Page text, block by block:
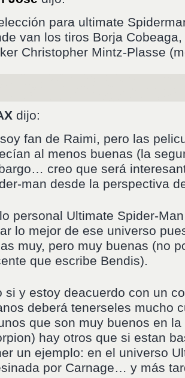
para ultimate
van los tiros Borja
Christopher Mintz-Plasse
dijo:
fan de Raimi, pero las
al menos buenas (la
creo que será
man desde la perspectiva
personal Ultimate Spider-
lo mejor de ese universo
muy, pero muy buenas (no
que escribe Bendis).
si y estoy deacuerdo con un
deberá tenerseles mucho
que son muy buenos en
hay otros que si estan
un ejemplo: en el universo
por Carnage… y más